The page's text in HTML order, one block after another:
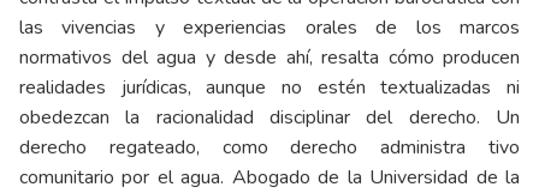
las vivencias y experiencias orales de los marcos
normativos del agua y desde ahí, resalta cómo producen
realidades jurídicas, aunque no estén textualizadas ni
obedezcan la racionalidad disciplinar del derecho. Un
derecho regateado, como derecho administra tivo
comunitario por el agua. Abogado de la Universidad de la